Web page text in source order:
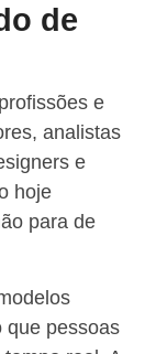
de
e
analistas
e
hoje
para de
que pessoas